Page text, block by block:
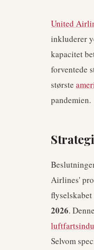
United
inkluderer
kapacitet
forventede
største
pandemien.
Airlines'
2026.
Selvom